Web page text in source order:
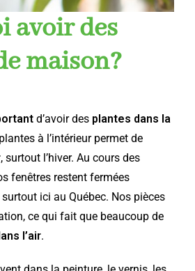
avoir des
maison?
d’avoir des plantes dans la
à l’intérieur permet de
, surtout l’hiver. Au cours des
fenêtres restent fermées
surtout ici au Québec. Nos pièces
ce qui fait que beaucoup de
l’air.